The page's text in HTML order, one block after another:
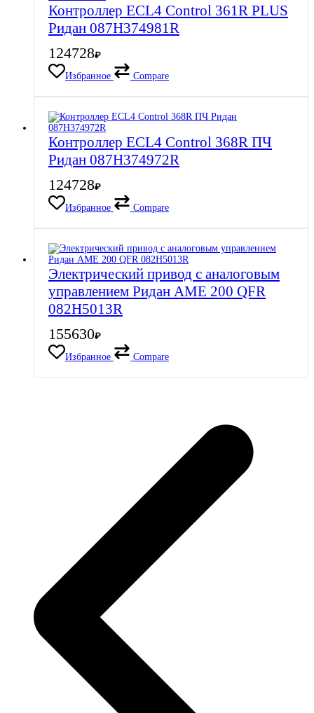
Контроллер ECL4 Control 361R PLUS
Ридан 087H374981R
124728₽
Избранное
Compare
Контроллер ECL4 Control 368R ПЧ
Ридан 087H374972R
124728₽
Избранное
Compare
Электрический привод с аналоговым
управлением Ридан AME 200 QFR
082H5013R
155630₽
Избранное
Compare